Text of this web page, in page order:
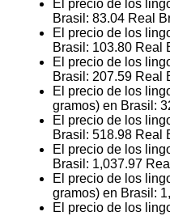
El precio de los
Brasil: 83.04 Real
El precio de los
Brasil: 103.80 Real
El precio de los
Brasil: 207.59 Real
El precio de los
gramos) en Brasil:
El precio de los
Brasil: 518.98 Real
El precio de los
Brasil: 1,037.97
El precio de los
gramos) en Brasil:
El precio de los